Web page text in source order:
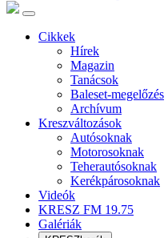
Cikkek
Hírek
Magazin
Tanácsok
Baleset-megelőzés
Archívum
Kreszváltozások
Autósoknak
Motorosoknak
Teherautósoknak
Kerékpárosoknak
Videók
KRESZ FM 19.75
Galériák